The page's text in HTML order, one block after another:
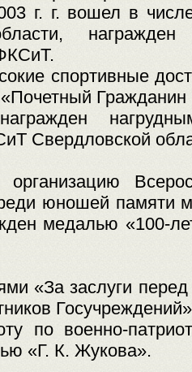
г. г. вошел в
спортивные
Гражданин
Свердловской
юношей памяти
медалью «100-
«За заслуги
по военно-
«Г. К. Жукова».